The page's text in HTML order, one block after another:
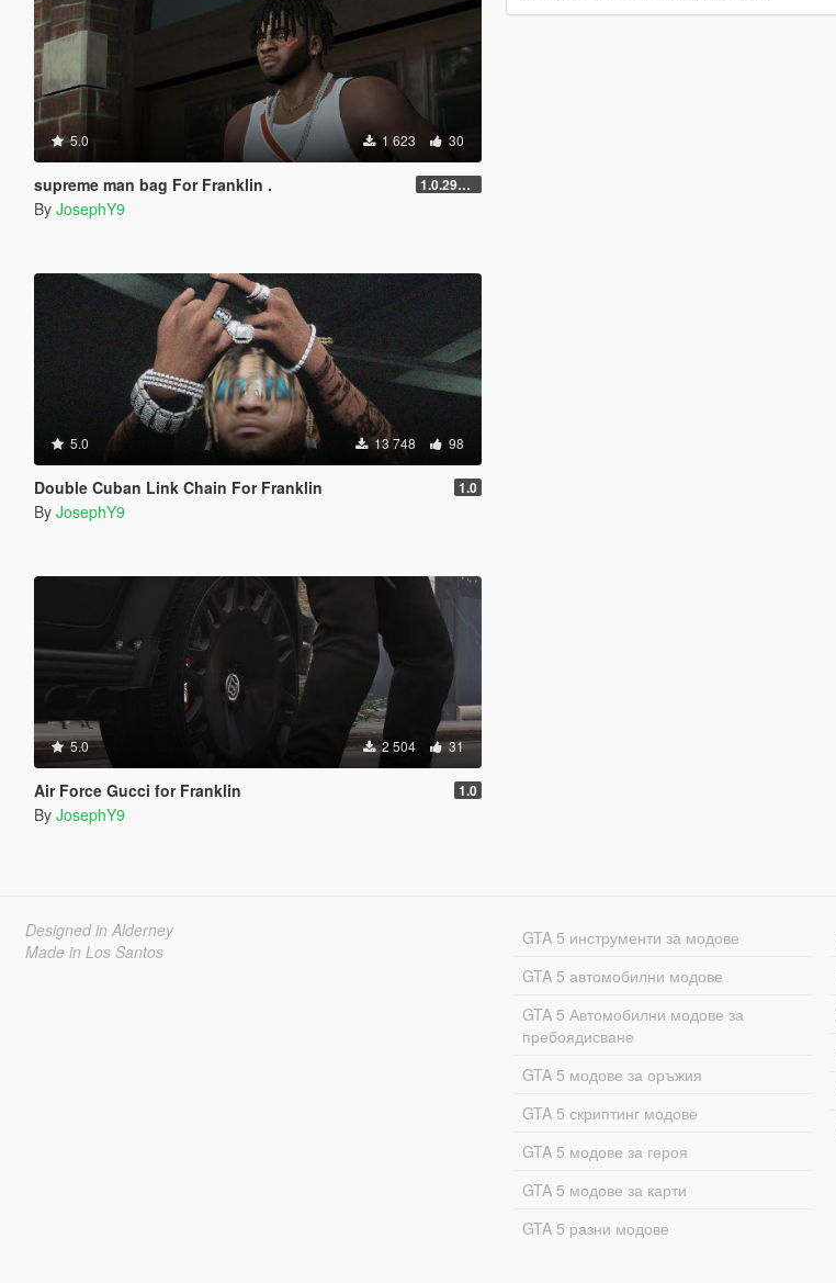
5.0 1 623 30
supreme man bag For Franklin . 1.0.2944.0
By JosephY9
5.0 13 748 98
Double Cuban Link Chain For Franklin 1.0
By JosephY9
5.0 2 504 31
Air Force Gucci for Franklin 1.0
By JosephY9
Designed in Alderney
Made in Los Santos
GTA 5 инструменти за модове
GTA 5 автомобилни модове
GTA 5 Автомобилни модове за
пребоядисване
GTA 5 модове за оръжия
GTA 5 скриптинг модове
GTA 5 модове за героя
GTA 5 модове за карти
GTA 5 разни модове